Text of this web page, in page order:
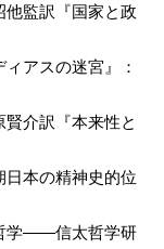
監訳『国家と政
アスの迷宮』：
介訳『本来性と
本の精神史的位
学——信太哲学研